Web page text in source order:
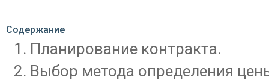
Содержание
Планирование контракта.
Выбор метода определения